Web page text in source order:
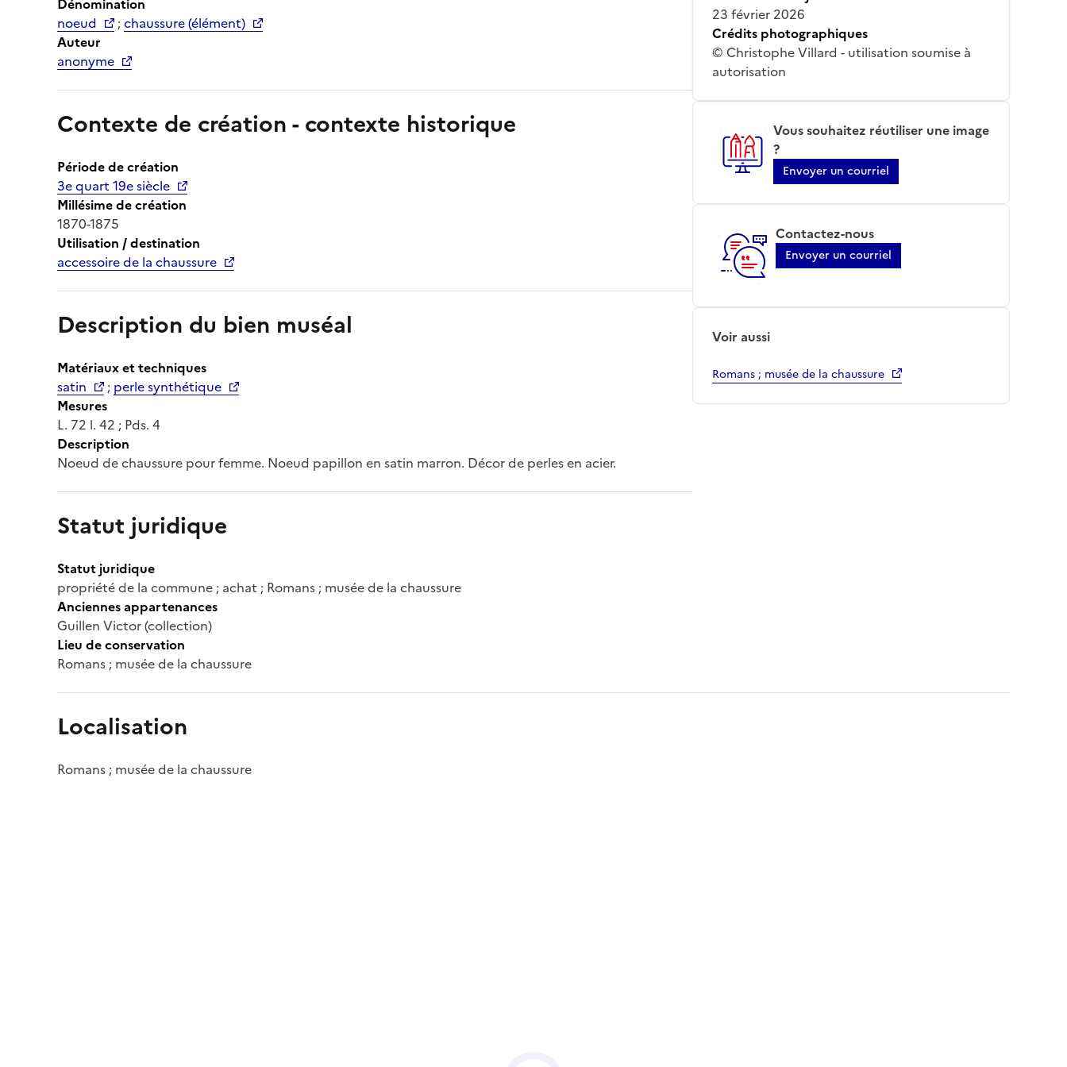
noeud
;chaussure (élément)
Auteur
anonyme
Contexte de création - contexte historique
Période de création
3e quart 19e siècle
Millésime de création
1870-1875
Utilisation / destination
accessoire de la chaussure
Description du bien muséal
Matériaux et techniques
satin
; perle synthétique
Mesures
L. 72 l. 42 ; Pds. 4
Description
Noeud de chaussure pour femme. Noeud papillon en satin marron. Décor de perles en acier.
Statut juridique
Statut juridique
propriété de la commune ; achat ; Romans ; musée de la chaussure
Anciennes appartenances
Guillen Victor (collection)
Lieu de conservation
Romans ; musée de la chaussure
23 février 2026
Crédits photographiques
© Christophe Villard - utilisation soumise à
autorisation
Vous souhaitez réutiliser une image
?
Envoyer un courriel
Contactez-nous
Envoyer un courriel
Voir aussi
Romans ; musée de la chaussure
Localisation
Romans ; musée de la chaussure